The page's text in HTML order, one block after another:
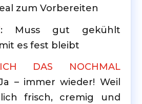
zum Vorbereiten
: Muss gut gekühlt
es fest bleibt
DAS NOCHMAL
– immer wieder! Weil
frisch, cremig und